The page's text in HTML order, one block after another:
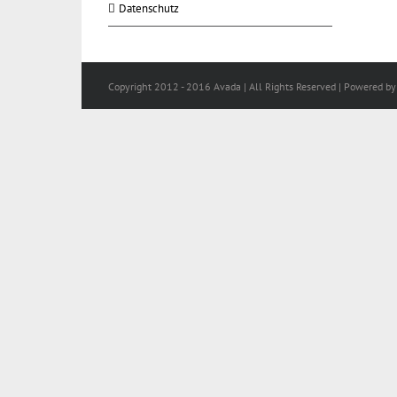
Datenschutz
Copyright 2012 - 2016 Avada | All Rights Reserved | Powered by